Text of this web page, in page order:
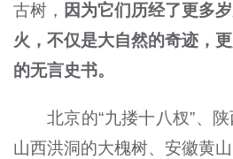
古树， 因为它们历经了更多
火，不仅是大自然的奇迹，
的无言史书。
北京的“九搂十八杈”、
山西洪洞的大槐树、安徽黄